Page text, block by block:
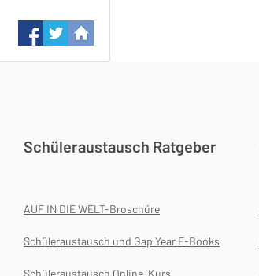
Schüleraustausch Ratgeber
AUF IN DIE WELT-Broschüre
Schüleraustausch und Gap Year E-Books
Schüleraustausch Online-Kurs